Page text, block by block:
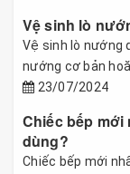
Vệ sinh lò
Vệ sinh lò nướng
nướng cơ bản
23/07/2024
Chiếc bếp mới
dùng?
Chiếc bếp mới